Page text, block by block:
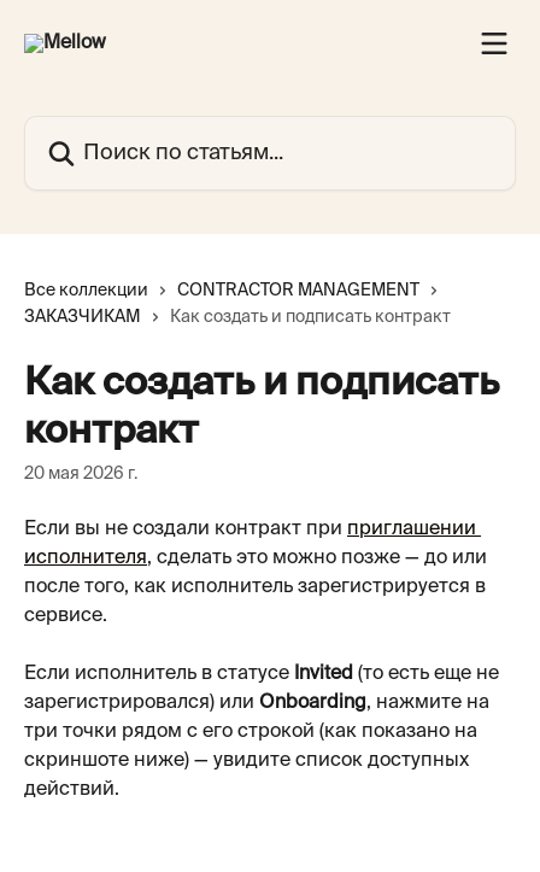
Все коллекции
CONTRACTOR MANAGEMENT
ЗАКАЗЧИКАМ
Как создать и подписать контракт
Как создать и подписать
контракт
20 мая 2026 г.
Если вы не создали контракт при приглашении
исполнителя, сделать это можно позже — до или
после того, как исполнитель зарегистрируется в
сервисе.
Если исполнитель в статусе Invited (то есть еще не
зарегистрировался) или Onboarding, нажмите на
три точки рядом с его строкой (как показано на
скриншоте ниже) — увидите список доступных
действий.